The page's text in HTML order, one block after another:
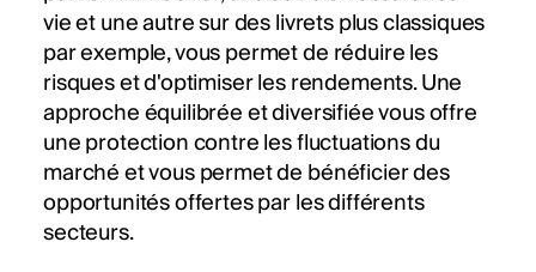
vie et une autre sur des livrets plus classiques
par exemple, vous permet de réduire les
risques et d'optimiser les rendements. Une
approche équilibrée et diversifiée vous offre
une protection contre les fluctuations du
marché et vous permet de bénéficier des
opportunités offertes par les différents
secteurs.